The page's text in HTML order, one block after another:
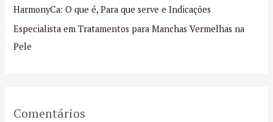
p
o
r
HarmonyCa: O que é, Para que serve e Indicações
Especialista em Tratamentos para Manchas Vermelhas na
Pele
Comentários